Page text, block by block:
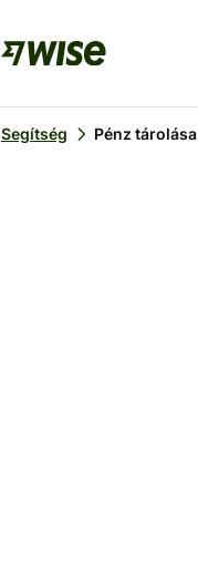
Segítség Pénz tárolása